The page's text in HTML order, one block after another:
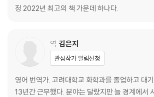
정 2022년 최고의 책 가운데 하나다.
역 김은지
관심작가 알림신청
영어 번역가. 고려대학교 화학과를 졸업하고 대
13년간 근무했다. 분야는 달랐지만 늘 경계에서